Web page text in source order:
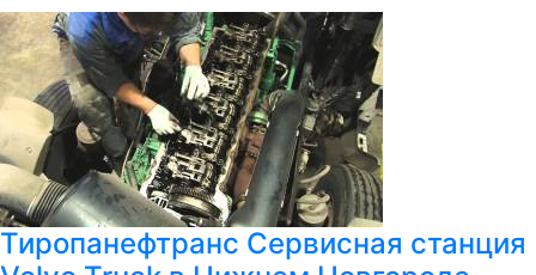
Тиропанефтранс Сервисная станция